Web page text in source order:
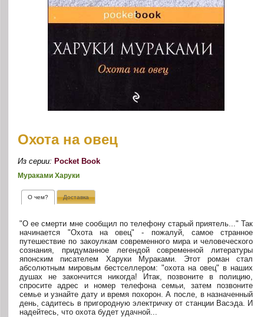
Охота на овец
Из серии:Pocket Book
Мураками Харуки
О чем? Доставка
"О ее смерти мне сообщил по телефону старый приятель..." Так
начинается "Охота на овец" - пожалуй, самое странное
путешествие по закоулкам современного мира и человеческого
сознания, придуманное легендой современной литературы
японским писателем Харуки Мураками. Этот роман стал
абсолютным мировым бестселлером: "охота на овец" в наших
душах не закончится никогда! Итак, позвоните в полицию,
спросите адрес и номер телефона семьи, затем позвоните
семье и узнайте дату и время похорон. А после, в назначенный
день, садитесь в пригородную электричку от станции Васэда. И
надейтесь, что охота будет удачной...